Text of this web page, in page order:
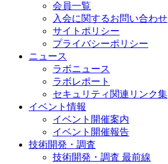
会員一覧
入会に関するお問い合わせ
サイトポリシー
プライバシーポリシー
ニュース
ラボニュース
ラボレポート
セキュリティ関連リンク集
イベント情報
イベント開催案内
イベント開催報告
技術開発・調査
技術開発・調査 最前線